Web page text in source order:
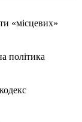
«місцевих»
політика